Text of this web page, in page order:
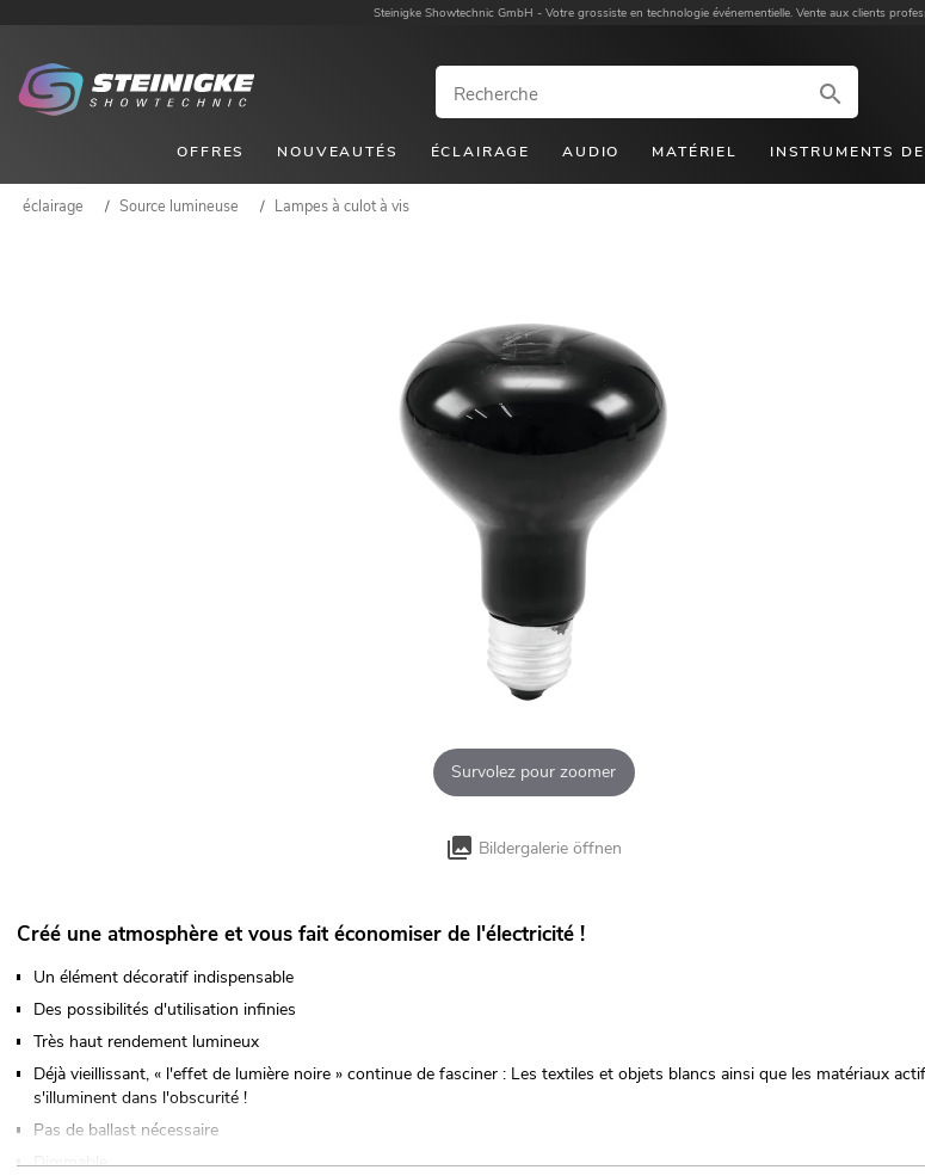
Steinigke Showtechnic GmbH - Votre grossiste en technologie événementielle. Vente aux clients
OFFRES NOUVEAUTÉS ÉCLAIRAGE AUDIO MATÉRIEL INSTRUMENTS
éclairage / Source lumineuse / Lampes à culot à vis
Survolez pour zoomer
Bildergalerie öffnen
Créé une atmosphère et vous fait économiser de l'électricité !
Un élément décoratif indispensable
Des possibilités d'utilisation infinies
Très haut rendement lumineux
Déjà vieillissant, « l'effet de lumière noire » continue de fasciner : Les textiles et objets blancs ainsi que les matériaux
s'illuminent dans l'obscurité !
Pas de ballast nécessaire
Dimmable